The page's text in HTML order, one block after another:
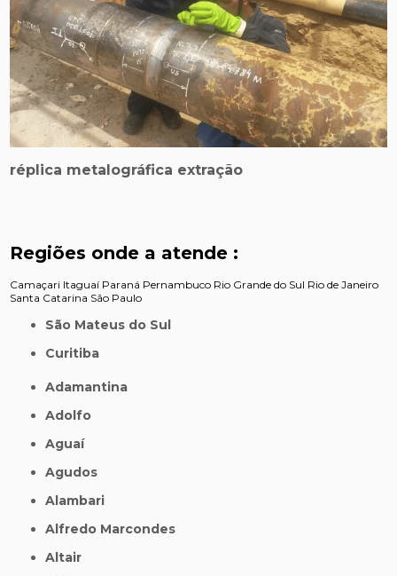
réplica metalográfica extração
Regiões onde a atende :
Camaçari Itaguaí Paraná Pernambuco Rio Grande do Sul Rio de Janeiro
Santa Catarina São Paulo
São Mateus do Sul
Curitiba
Adamantina
Adolfo
Aguaí
Agudos
Alambari
Alfredo Marcondes
Altair